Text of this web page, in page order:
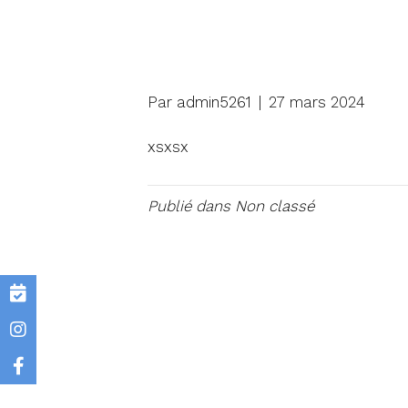
Par admin5261 27 mars 2024
xsxsx
Publié dans Non classé